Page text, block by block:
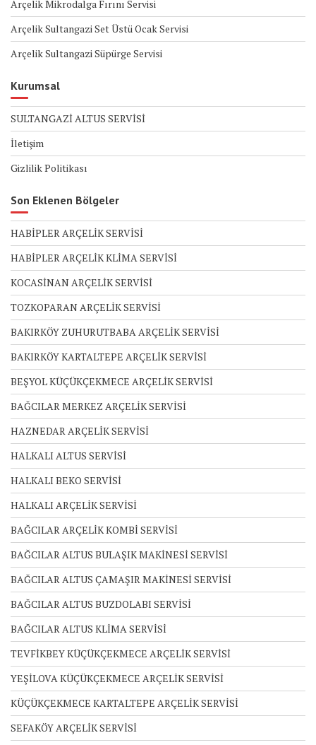
Arçelik Mikrodalga Fırını Servisi
Arçelik Sultangazi Set Üstü Ocak Servisi
Arçelik Sultangazi Süpürge Servisi
Kurumsal
SULTANGAZİ ALTUS SERVİSİ
İletişim
Gizlilik Politikası
Son Eklenen Bölgeler
HABİPLER ARÇELİK SERVİSİ
HABİPLER ARÇELİK KLİMA SERVİSİ
KOCASİNAN ARÇELİK SERVİSİ
TOZKOPARAN ARÇELİK SERVİSİ
BAKIRKÖY ZUHURUTBABA ARÇELİK SERVİSİ
BAKIRKÖY KARTALTEPE ARÇELİK SERVİSİ
BEŞYOL KÜÇÜKÇEKMECE ARÇELİK SERVİSİ
BAĞCILAR MERKEZ ARÇELİK SERVİSİ
HAZNEDAR ARÇELİK SERVİSİ
HALKALI ALTUS SERVİSİ
HALKALI BEKO SERVİSİ
HALKALI ARÇELİK SERVİSİ
BAĞCILAR ARÇELİK KOMBİ SERVİSİ
BAĞCILAR ALTUS BULAŞIK MAKİNESİ SERVİSİ
BAĞCILAR ALTUS ÇAMAŞIR MAKİNESİ SERVİSİ
BAĞCILAR ALTUS BUZDOLABI SERVİSİ
BAĞCILAR ALTUS KLİMA SERVİSİ
TEVFİKBEY KÜÇÜKÇEKMECE ARÇELİK SERVİSİ
YEŞİLOVA KÜÇÜKÇEKMECE ARÇELİK SERVİSİ
KÜÇÜKÇEKMECE KARTALTEPE ARÇELİK SERVİSİ
SEFAKÖY ARÇELİK SERVİSİ